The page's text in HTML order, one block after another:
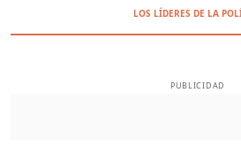
LOS LÍDERES DE LA
PUBLICIDAD